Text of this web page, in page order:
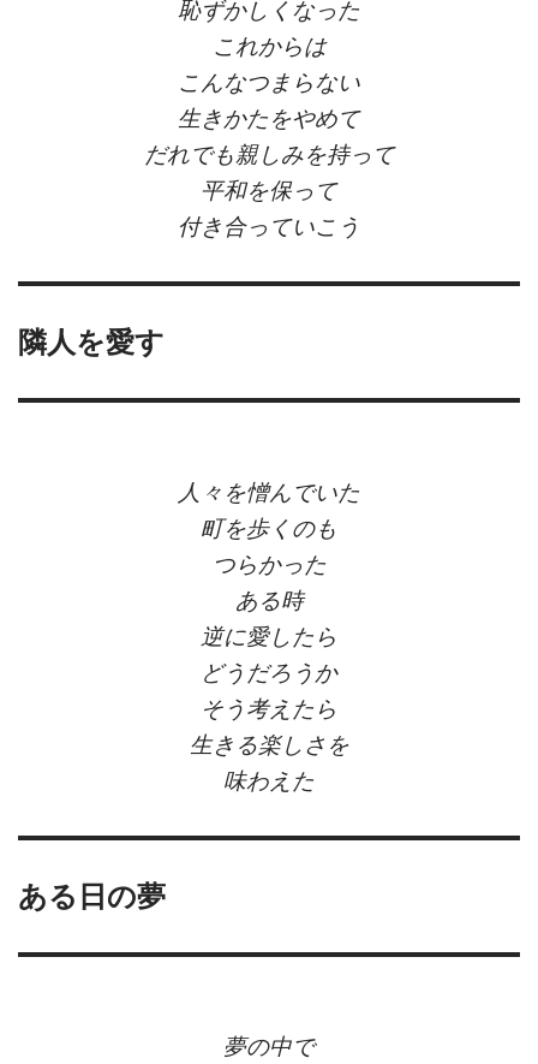
恥ずかしくなった
これからは
こんなつまらない
生きかたをやめて
だれでも親しみを持って
平和を保って
付き合っていこう
隣人を愛す
人々を憎んでいた
町を歩くのも
つらかった
ある時
逆に愛したら
どうだろうか
そう考えたら
生きる楽しさを
味わえた
ある日の夢
夢の中で